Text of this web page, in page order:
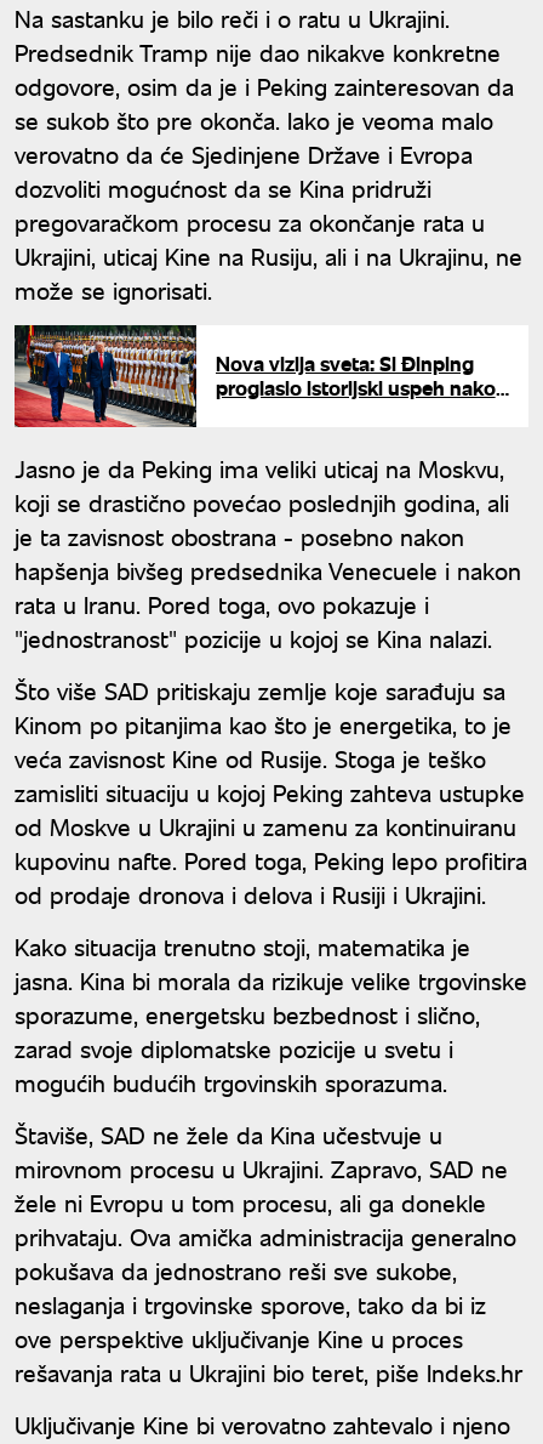
Na sastanku je bilo reči i o ratu u Ukrajini.
Predsednik Tramp nije dao nikakve konkretne
odgovore, osim da je i Peking zainteresovan da
se sukob što pre okonča. Iako je veoma malo
verovatno da će Sjedinjene Države i Evropa
dozvoliti mogućnost da se Kina pridruži
pregovaračkom procesu za okončanje rata u
Ukrajini, uticaj Kine na Rusiju, ali i na Ukrajinu, ne
može se ignorisati.
Nova vizija sveta: Si Đinping
proglasio istorijski uspeh nakon
Jasno je da Peking ima veliki uticaj na Moskvu,
koji se drastično povećao poslednjih godina, ali
je ta zavisnost obostrana - posebno nakon
hapšenja bivšeg predsednika Venecuele i nakon
rata u Iranu. Pored toga, ovo pokazuje i
"jednostranost" pozicije u kojoj se Kina nalazi.
Što više SAD pritiskaju zemlje koje sarađuju sa
Kinom po pitanjima kao što je energetika, to je
veća zavisnost Kine od Rusije. Stoga je teško
zamisliti situaciju u kojoj Peking zahteva ustupke
od Moskve u Ukrajini u zamenu za kontinuiranu
kupovinu nafte. Pored toga, Peking lepo profitira
od prodaje dronova i delova i Rusiji i Ukrajini.
Kako situacija trenutno stoji, matematika je
jasna. Kina bi morala da rizikuje velike trgovinske
sporazume, energetsku bezbednost i slično,
zarad svoje diplomatske pozicije u svetu i
mogućih budućih trgovinskih sporazuma.
Štaviše, SAD ne žele da Kina učestvuje u
mirovnom procesu u Ukrajini. Zapravo, SAD ne
žele ni Evropu u tom procesu, ali ga donekle
prihvataju. Ova amička administracija generalno
pokušava da jednostrano reši sve sukobe,
neslaganja i trgovinske sporove, tako da bi iz
ove perspektive uključivanje Kine u proces
rešavanja rata u Ukrajini bio teret, piše Indeks.hr
Uključivanje Kine bi verovatno zahtevalo i njeno